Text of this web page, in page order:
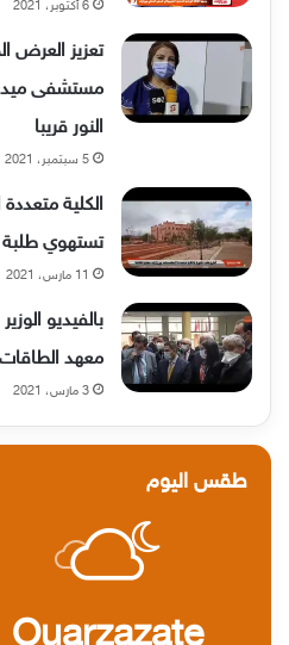
6 أكتوبر، 2021
تعزيز العرض
النور قريبا
5 سبتمبر، 2021
الكلية
تستهوي طلبة
11 مارس، 2021
بالفيديو
معهد الطاقات
3 مارس، 2021
طقس اليوم